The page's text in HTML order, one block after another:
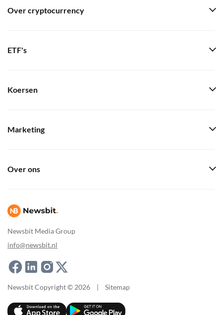
Newsbit Media Group
info@newsbit.nl
Over cryptocurrency
ETF's
Koersen
Marketing
Over ons
Newsbit Copyright © 2026 | Sitemap